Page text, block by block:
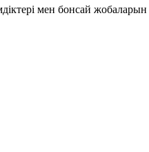
мен бонсай